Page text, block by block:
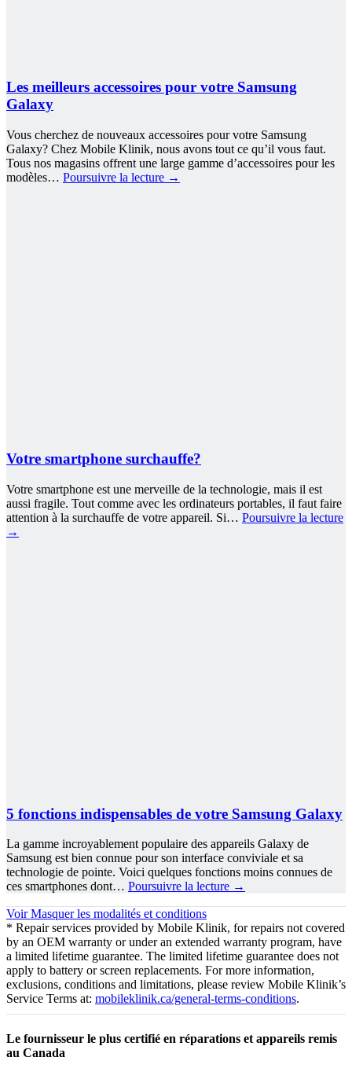
Les meilleurs accessoires pour votre Samsung
Galaxy
Vous cherchez de nouveaux accessoires pour votre Samsung
Galaxy? Chez Mobile Klinik, nous avons tout ce qu’il vous faut.
Tous nos magasins offrent une large gamme d’accessoires pour les
modèles… Poursuivre la lecture →
Votre smartphone surchauffe?
Votre smartphone est une merveille de la technologie, mais il est
aussi fragile. Tout comme avec les ordinateurs portables, il faut faire
attention à la surchauffe de votre appareil. Si… Poursuivre la lecture
→
5 fonctions indispensables de votre Samsung Galaxy
La gamme incroyablement populaire des appareils Galaxy de
Samsung est bien connue pour son interface conviviale et sa
technologie de pointe. Voici quelques fonctions moins connues de
ces smartphones dont… Poursuivre la lecture →
Voir Masquerles modalités et conditions
* Repair services provided by Mobile Klinik, for repairs not covered
by an OEM warranty or under an extended warranty program, have
a limited lifetime guarantee. The limited lifetime guarantee does not
apply to battery or screen replacements. For more information,
exclusions, conditions and limitations, please review Mobile Klinik’s
Service Terms at: mobileklinik.ca/general-terms-conditions.
Le fournisseur le plus certifié en réparations et appareils remis
au Canada